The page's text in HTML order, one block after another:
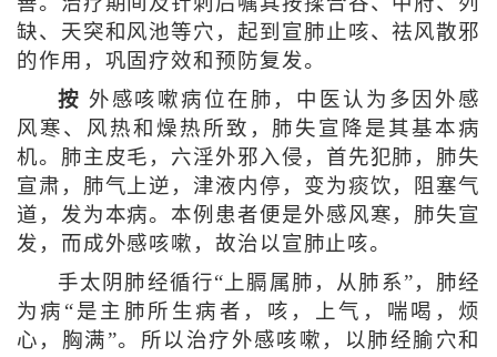
缺、天突和风池等穴，起到宣肺止咳、祛风散邪
的作用，巩固疗效和预防复发。
按 外感咳嗽病位在肺，中医认为多因外感
风寒、风热和燥热所致，肺失宣降是其基本病
机。肺主皮毛，六淫外邪入侵，首先犯肺，肺失
宣肃，肺气上逆，津液内停，变为痰饮，阻塞气
道，发为本病。本例患者便是外感风寒，肺失宣
发，而成外感咳嗽，故治以宣肺止咳。
手太阴肺经循行“上膈属肺，从肺系”，肺经
为病“是主肺所生病者，咳，上气，喘喝，烦
心，胸满”。所以治疗外感咳嗽，以肺经腧穴和